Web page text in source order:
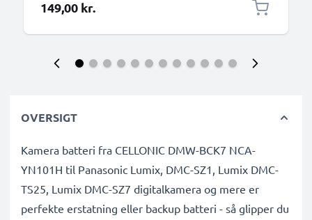
149,00 kr.
OVERSIGT
Kamera batteri fra CELLONIC DMW-BCK7 NCA-
YN101H til Panasonic Lumix, DMC-SZ1, Lumix DMC-
TS25, Lumix DMC-SZ7 digitalkamera og mere er
perfekte erstatning eller backup batteri - så glipper du